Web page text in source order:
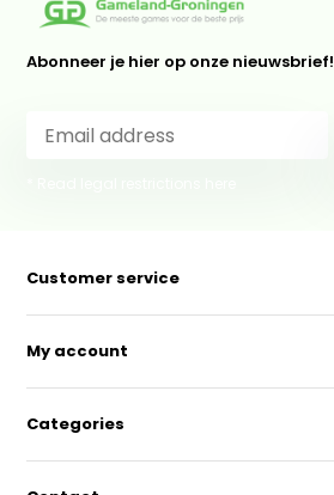
Abonneer je hier op onze nieuwsbrief!
Customer service
My account
Categories